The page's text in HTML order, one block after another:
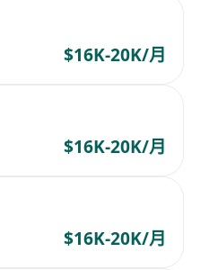
$16K-20K/月
$16K-20K/月
$16K-20K/月